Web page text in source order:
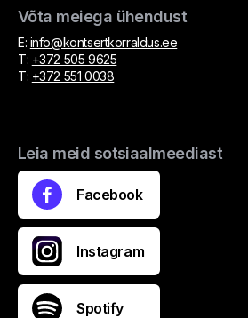
Võta meiega ühendust
E: info@kontsertkorraldus.ee
T: +372 505 9625
T: +372 551 0038
Leia meid sotsiaalmeediast
Facebook
Instagram
Spotify